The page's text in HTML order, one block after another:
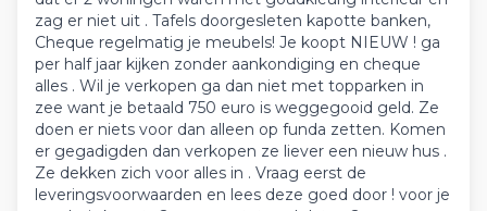
zag er niet uit . Tafels doorgesleten kapotte banken,
Cheque regelmatig je meubels! Je koopt NIEUW ! ga
per half jaar kijken zonder aankondiging en cheque
alles . Wil je verkopen ga dan niet met topparken in
zee want je betaald 750 euro is weggegooid geld. Ze
doen er niets voor dan alleen op funda zetten. Komen
er gegadigden dan verkopen ze liever een nieuw hus .
Ze dekken zich voor alles in . Vraag eerst de
leveringsvoorwaarden en lees deze goed door ! voor je